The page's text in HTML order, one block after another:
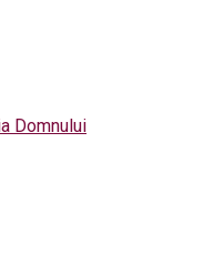
Domnului